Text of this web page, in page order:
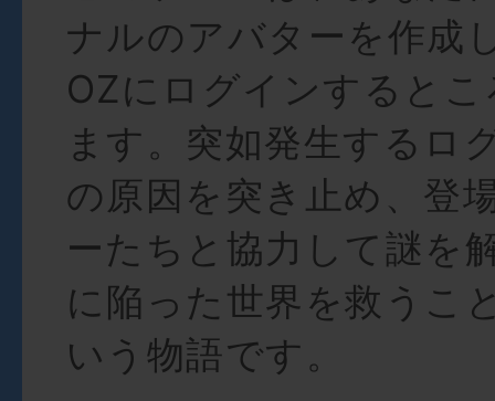
ナルのアバターを作成
OZにログインすると
ます。突如発生するロ
の原因を突き止め、登
ーたちと協力して謎を
に陥った世界を救うこ
いう物語です。